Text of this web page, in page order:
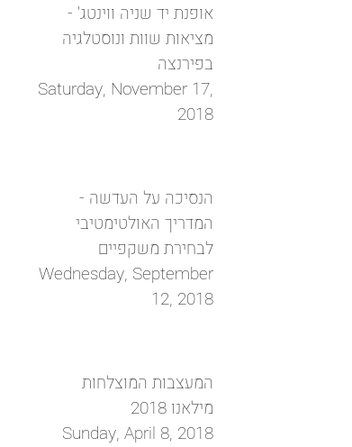
אופנת יד שניה ווינטג' -
מציאות שוות ונוסטלגיה
בפירנצה
Saturday, November 17,
2018
הנסיכה על העדשה -
המדריך האולטימטיבי
לבחירת משקפיים
Wednesday, September
12, 2018
המעצבות המוצלחות
מילאנו 2018
Sunday, April 8, 2018